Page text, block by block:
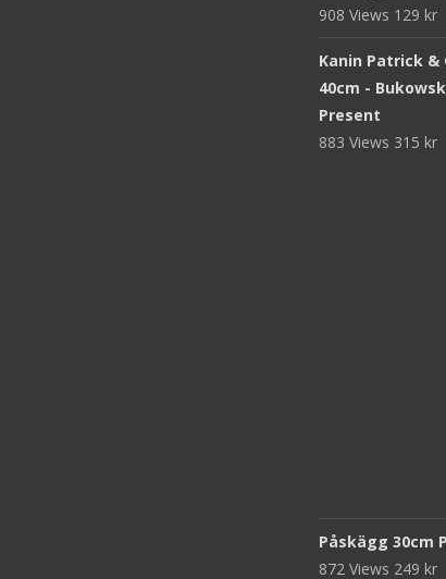
908 Views 129 kr
Kanin Patrick &
40cm -
Present
883 Views 315 kr
Påskägg 30cm
872 Views 249 kr